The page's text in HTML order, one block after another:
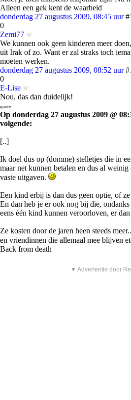
Alleen een gek kent de waarheid
donderdag 27 augustus 2009, 08:45 uur
0
Zemi77
We kunnen ook geen kinderen meer
uit Irak of zo. Want er zal straks toch
moeten werken.
donderdag 27 augustus 2009, 08:52 uur
0
E-Lise
Nou, das dan duidelijk!
quote:
Op donderdag 27 augustus 2009 @
volgende:
[..]
Ik doel dus op (domme) stelletjes die in
maar net kunnen betalen en dus al
vaste uitgaven.
Een kind erbij is dan dus geen optie, of
En dan heb je er ook nog bij die,
eens één kind kunnen veroorloven, er
Ze kosten door de jaren heen steeds
en vriendinnen die allemaal mee blijven
Back from death
▼ Advertentie door